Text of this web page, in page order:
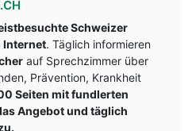
Schweizer
Internet. Täglich informieren
auf Sprechzimmer über
Prävention, Krankheit
Seiten mit fundlerten
Angebot und täglich